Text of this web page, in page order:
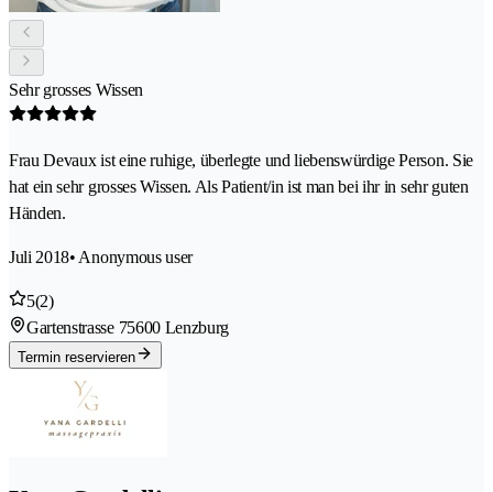
Sehr grosses Wissen
Frau Devaux ist eine ruhige, überlegte und liebenswürdige Person. Sie
hat ein sehr grosses Wissen. Als Patient/in ist man bei ihr in sehr guten
Händen.
Juli 2018• Anonymous user
5(2)
Gartenstrasse 75600 Lenzburg
Termin reservieren